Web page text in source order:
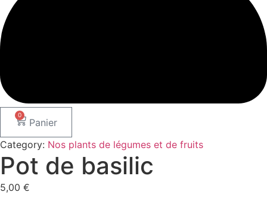
0
Panier
Category: Nos plants de légumes et de fruits
Pot de basilic
5,00 €